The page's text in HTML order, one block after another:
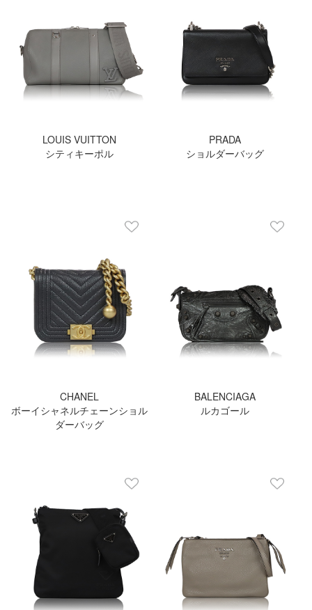
LOUIS VUITTON
シティキーポル
PRADA
ショルダーバッグ
CHANEL
ボーイシャネルチェーンショル
ダーバッグ
BALENCIAGA
ルカゴール